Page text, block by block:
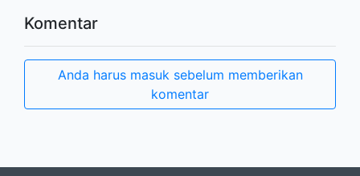
Komentar
Anda harus masuk sebelum memberikan
komentar